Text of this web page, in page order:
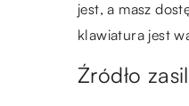
jest, a masz
klawiatura jest
Źródło